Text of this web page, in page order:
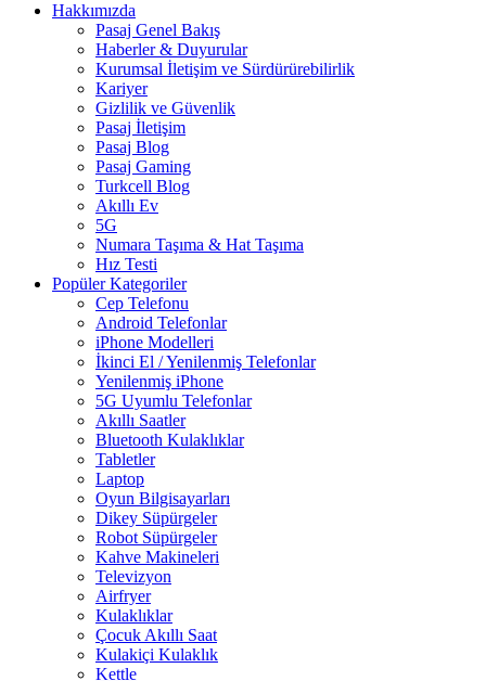
Hakkımızda
Pasaj Genel Bakış
Haberler & Duyurular
Kurumsal İletişim ve Sürdürürebilirlik
Kariyer
Gizlilik ve Güvenlik
Pasaj İletişim
Pasaj Blog
Pasaj Gaming
Turkcell Blog
Akıllı Ev
5G
Numara Taşıma & Hat Taşıma
Hız Testi
Popüler Kategoriler
Cep Telefonu
Android Telefonlar
iPhone Modelleri
İkinci El / Yenilenmiş Telefonlar
Yenilenmiş iPhone
5G Uyumlu Telefonlar
Akıllı Saatler
Bluetooth Kulaklıklar
Tabletler
Laptop
Oyun Bilgisayarları
Dikey Süpürgeler
Robot Süpürgeler
Kahve Makineleri
Televizyon
Airfryer
Kulaklıklar
Çocuk Akıllı Saat
Kulakiçi Kulaklık
Kettle